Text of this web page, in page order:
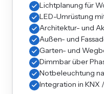
Lichtplanung für
LED-Umrüstung
Architektur- und
Außen- und
Garten- und
Dimmbar über
Notbeleuchtung
Integration in KNX